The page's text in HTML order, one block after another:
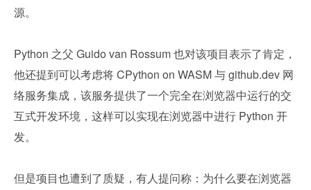
源。
Python 之父 Guido van Rossum 也对该项目表示了肯定，
他还提到可以考虑将 CPython on WASM 与 github.dev 网
络服务集成，该服务提供了一个完全在浏览器中运行的交
互式开发环境，这样可以实现在浏览器中进行 Python 开
发。
但是项目也遭到了质疑，有人提问称：为什么要在浏览器